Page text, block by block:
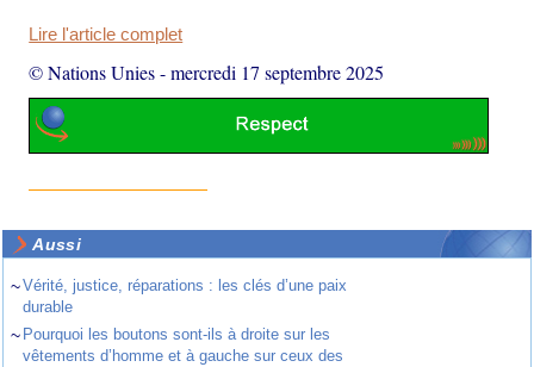
Lire l'article complet
© Nations Unies-mercredi 17 septembre 2025
Aussi
~Vérité, justice, réparations : les clés d’une paix
durable
~ Pourquoi les boutons sont-ils à droite sur les
vêtements d’homme et à gauche sur ceux des